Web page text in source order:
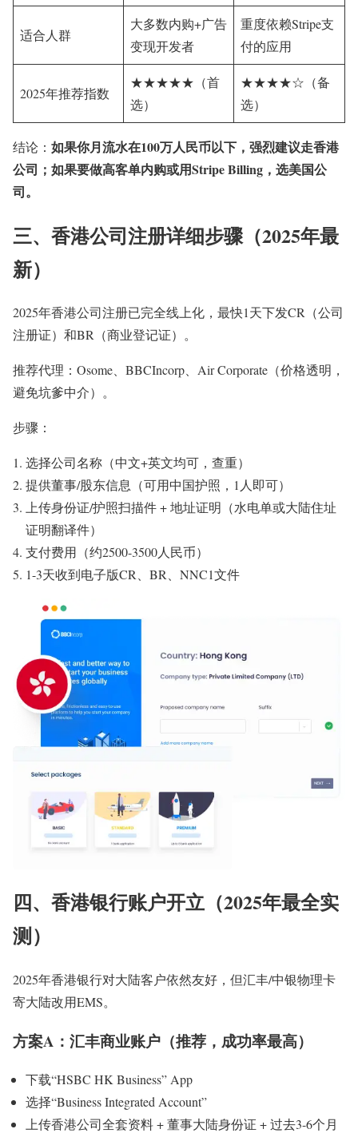
适合人群
大多数内购+广告
变现开发者
重度依赖Stripe支
付的应用
2025年推荐指数
★★★★★（首
选）
★★★★☆（备
选）
结论： 如果你月流水在100万人民币以下，强烈建议走香港
公司；如果要做高客单内购或用Stripe Billing，选美国公
司。
三、香港公司注册详细步骤（2025年最
新）
2025年香港公司注册已完全线上化，最快1天下发CR（公司
注册证）和BR（商业登记证）。
推荐代理：Osome、BBCIncorp、Air Corporate（价格透明，
避免坑爹中介）。
步骤：
选择公司名称（中文+英文均可，查重）
提供董事/股东信息（可用中国护照，1人即可）
上传身份证/护照扫描件 + 地址证明（水电单或大陆住址
证明翻译件）
支付费用（约2500-3500人民币）
1-3天收到电子版CR、BR、NNC1文件
四、香港银行账户开立（2025年最全实
测）
2025年香港银行对大陆客户依然友好，但汇丰/中银物理卡
寄大陆改用EMS。
方案A：汇丰商业账户（推荐，成功率最高）
下载“HSBC HK Business” App
选择“Business Integrated Account”
上传香港公司全套资料 + 董事大陆身份证 + 过去3-6个月